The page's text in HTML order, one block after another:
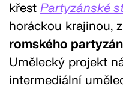
křest Partyzánské
horáckou krajinou,
romského
Umělecký projekt
intermediální